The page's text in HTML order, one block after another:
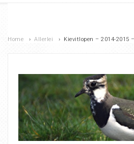
Home › Allerlei › Kievitlopen – 2014-2015